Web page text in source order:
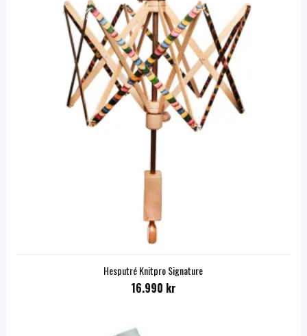
Hesputré Knitpro Signature
16.990 kr